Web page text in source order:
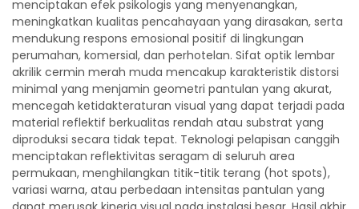
menciptakan efek psikologis yang menyenangkan,
meningkatkan kualitas pencahayaan yang dirasakan, serta
mendukung respons emosional positif di lingkungan
perumahan, komersial, dan perhotelan. Sifat optik lembar
akrilik cermin merah muda mencakup karakteristik distorsi
minimal yang menjamin geometri pantulan yang akurat,
mencegah ketidakteraturan visual yang dapat terjadi pada
material reflektif berkualitas rendah atau substrat yang
diproduksi secara tidak tepat. Teknologi pelapisan canggih
menciptakan reflektivitas seragam di seluruh area
permukaan, menghilangkan titik-titik terang (hot spots),
variasi warna, atau perbedaan intensitas pantulan yang